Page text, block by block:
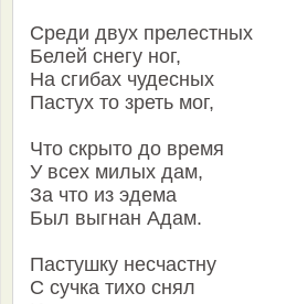
Среди двух прелестных
Белей снегу ног,
На сгибах чудесных
Пастух то зреть мог,
Что скрыто до время
У всех милых дам,
За что из эдема
Был выгнан Адам.
Пастушку несчастну
С сучка тихо снял